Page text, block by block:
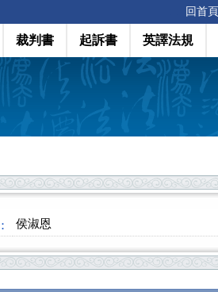
回首頁
裁判書 起訴書 英譯法規
侯淑恩